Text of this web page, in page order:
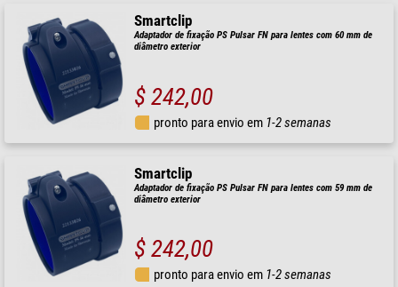
Smartclip
Adaptador de fixação PS Pulsar FN para lentes com 60 mm de
diâmetro exterior
$ 242,00
pronto para envio em 1-2 semanas
Smartclip
Adaptador de fixação PS Pulsar FN para lentes com 59 mm de
diâmetro exterior
$ 242,00
pronto para envio em 1-2 semanas